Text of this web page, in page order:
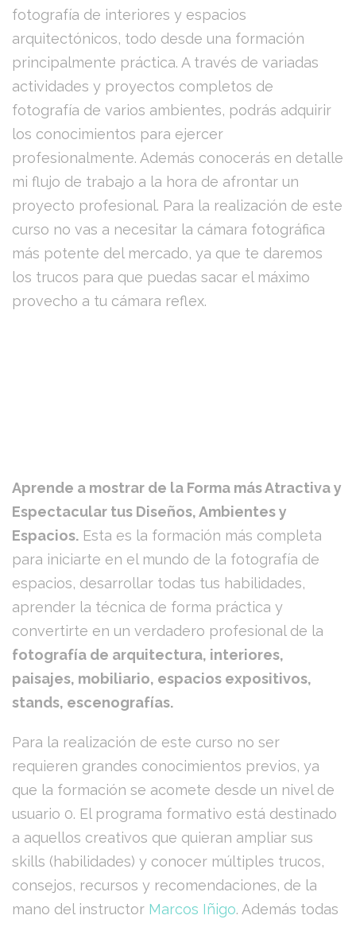
fotografía de interiores y espacios
arquitectónicos, todo desde una formación
principalmente práctica. A través de variadas
actividades y proyectos completos de
fotografía de varios ambientes, podrás adquirir
los conocimientos para ejercer
profesionalmente. Además conocerás en detalle
mi flujo de trabajo a la hora de afrontar un
proyecto profesional. Para la realización de este
curso no vas a necesitar la cámara fotográfica
más potente del mercado, ya que te daremos
los trucos para que puedas sacar el máximo
provecho a tu cámara reflex.
Aprende a mostrar de la Forma más Atractiva y
Espectacular tus Diseños, Ambientes y
Espacios. Esta es la formación más completa
para iniciarte en el mundo de la fotografía de
espacios, desarrollar todas tus habilidades,
aprender la técnica de forma práctica y
convertirte en un verdadero profesional de la
fotografía de arquitectura, interiores,
paisajes, mobiliario, espacios expositivos,
stands, escenografías.
Para la realización de este curso no ser
requieren grandes conocimientos previos, ya
que la formación se acomete desde un nivel de
usuario 0. El programa formativo está destinado
a aquellos creativos que quieran ampliar sus
skills (habilidades) y conocer múltiples trucos,
consejos, recursos y recomendaciones, de la
mano del instructor Marcos Iñigo. Además todas